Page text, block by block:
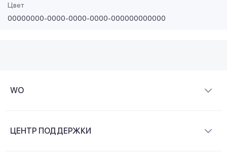
Цвет
00000000-0000-0000-0000-000000000000
WO
ЦЕНТР ПОДДЕРЖКИ